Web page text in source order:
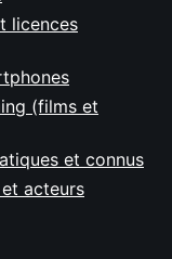
licences
(films et
et connus
acteurs